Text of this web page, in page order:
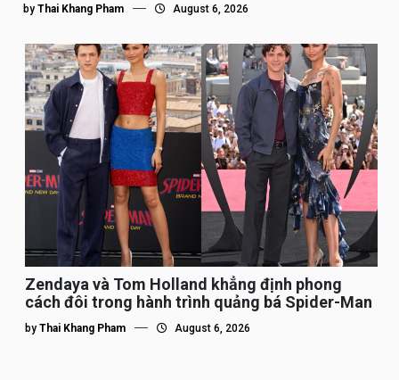
by Thai Khang Pham August 6, 2026
Zendaya và Tom Holland khẳng định phong
cách đôi trong hành trình quảng bá Spider-Man
by Thai Khang Pham August 6, 2026